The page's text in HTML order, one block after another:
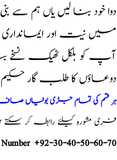
دوا خود بنا لیں یاں ہم سے
میں نیت اور
آپ کو بلکل ٹھیک نسخے
دوعاؤں کا طلب گار
ہر قسم کی تمام جڑی بوٹیاں صاف
فری مشورہ کیلئے رابطہ کر سکتے
+92-30-40-50-60-70